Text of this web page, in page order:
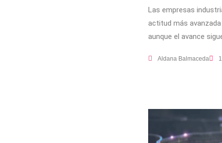
Las empresas
actitud más
aunque el avance
Aldana Balmaceda